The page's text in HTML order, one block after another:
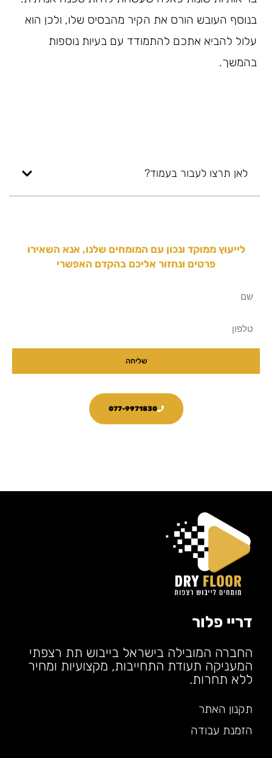
בנוסף העובש הורס את הקיר מהבסיס שלו, ולכן הוא
עלול להביא אתכם להתמודד עם בעיות נוספות
בהמשך.
לאן תרצו לעבור בעמוד?
לייעוץ ממוקד ונכון עם המומחים שלנו, אנא השאירו
פרטים ונחזור אליכם בהקדם האפשרי
שם
טלפון
שליחה
077-9971830
דריי פלור
החברה המובילה בישראל בייבוש תת רצפתי
המעניקה תעודת התחייבות, מקצועיות ומחיר
ללא תחרות.
תקנון האתר
הזמנת עבודה